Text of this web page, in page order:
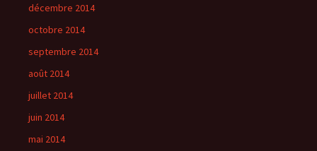
décembre 2014
octobre 2014
septembre 2014
août 2014
juillet 2014
juin 2014
mai 2014